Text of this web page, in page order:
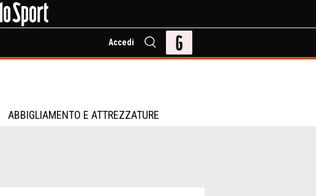
Accedi
ABBIGLIAMENTO E ATTREZZATURE